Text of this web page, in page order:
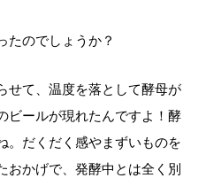
のでしょうか？
せて、温度を落として酵母が
ビールが現れたんですよ！酵
。だくだく感やまずいものを
おかげで、発酵中とは全く別